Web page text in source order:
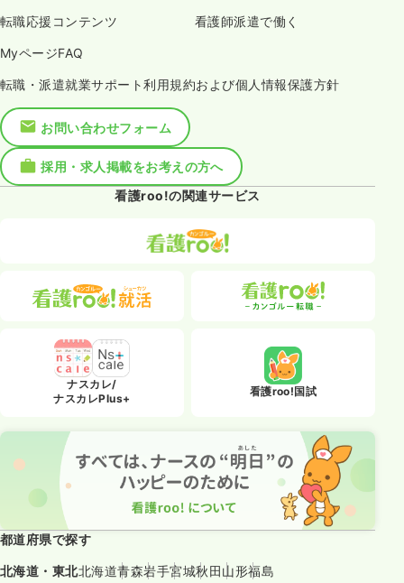
転職応援コンテンツ 看護師派遣で働く
MyページFAQ
転職・派遣就業サポート利用規約および個人情報保護方針
お問い合わせフォーム
採用・求人掲載をお考えの方へ
看護roo!の関連サービス
ナスカレ/
ナスカレPlus+
看護roo!国試
都道府県で探す
北海道・東北北海道青森岩手宮城秋田山形福島